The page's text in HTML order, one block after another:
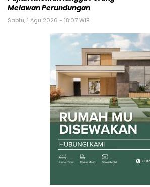
Melawan Perundungan
Sabtu, 1 Agu 2026 - 18:07 WIB